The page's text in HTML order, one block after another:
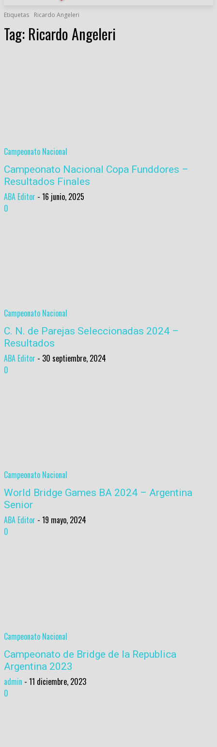
Etiquetas Ricardo Angeleri
Tag: Ricardo Angeleri
Campeonato Nacional
Campeonato Nacional Copa Funddores –
Resultados Finales
ABA Editor - 16 junio, 2025
0
Campeonato Nacional
C. N. de Parejas Seleccionadas 2024 –
Resultados
ABA Editor - 30 septiembre, 2024
0
Campeonato Nacional
World Bridge Games BA 2024 – Argentina
Senior
ABA Editor - 19 mayo, 2024
0
Campeonato Nacional
Campeonato de Bridge de la Republica
Argentina 2023
admin - 11 diciembre, 2023
0